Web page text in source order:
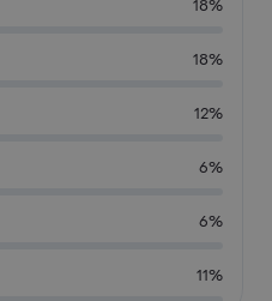
18%
18%
12%
6%
6%
11%